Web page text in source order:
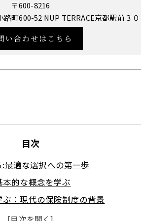
〒600-8216
町600-52 NUP TERRACE京都駅前３
い合わせはこちら
目次
最適な選択への第一歩
的な概念を学ぶ
：現代の保険制度の背景
：安心を得るための基礎